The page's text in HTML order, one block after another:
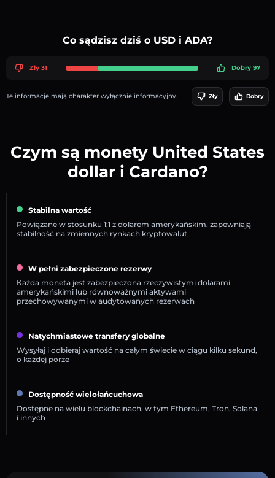
Co sądzisz dziś o USD i ADA?
Zły 31 Dobry 97
Te informacje mają charakter wyłącznie informacyjny. Zły Dobry
Czym są monety United States
dollar i Cardano?
Stabilna wartość
Powiązane w stosunku 1:1 z dolarem amerykańskim, zapewniają
stabilność na zmiennych rynkach kryptowalut
W pełni zabezpieczone rezerwy
Każda moneta jest zabezpieczona rzeczywistymi dolarami
amerykańskimi lub równoważnymi aktywami
przechowywanymi w audytowanych rezerwach
Natychmiastowe transfery globalne
Wysyłaj i odbieraj wartość na całym świecie w ciągu kilku sekund,
o każdej porze
Dostępność wielołańcuchowa
Dostępne na wielu blockchainach, w tym Ethereum, Tron, Solana
i innych